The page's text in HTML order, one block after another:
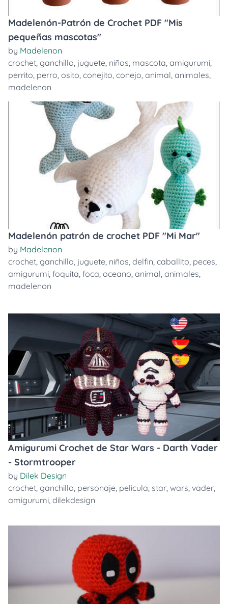
Madelenón-Patrón de Crochet PDF "Mis
pequeñas mascotas"
by Madelenon
crochet, ganchillo, juguete, niños, mascota, amigurumi,
perrito, perro, osito, conejito, conejo, animal, animales,
madelenon
Madelenón patrón de crochet PDF "Mi Mar"
by Madelenon
crochet, ganchillo, juguete, niños, delfin, caballito, peces,
amigurumi, foquita, foca, oceano, animal, animales,
madelenon
Amigurumi Crochet de Star Wars - Darth Vader
- Stormtrooper
by Dilek Design
crochet, ganchillo, personaje, pelicula, star, wars, vader,
amigurumi, dilekdesign